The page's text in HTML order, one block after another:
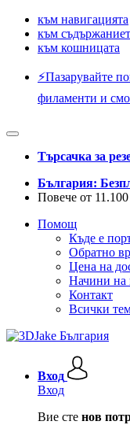
към навигацията
към
към кошницата
⚡️Пазарувайте
филаменти и
Търсачка за
България:
Повече от
Помощ
Къде е
Обратно
Цена на
Начини на
Контакт
Всички
Вход
Вход
Вие сте нов